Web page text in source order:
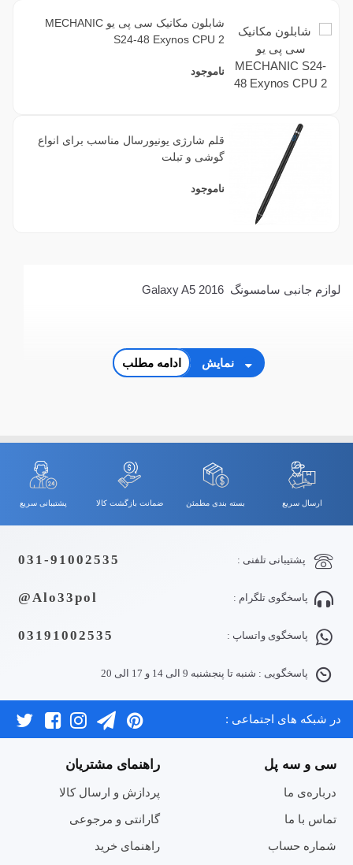
شابلون مکانیک سی پی یو MECHANIC
S24-48 Exynos CPU 2
ناموجود
قلم شارژی یونیورسال مناسب برای انواع
گوشی و تبلت
ناموجود
لوازم جانبی سامسونگ Galaxy A5 2016
نمایش ادامه مطلب
ارسال سریع بسته بندی مطمئن ضمانت بازگشت کالا پشتیبانی سریع
پشتیبانی تلفنی : 031-91002535
پاسخگوی تلگرام : Alo33pol@
پاسخگوی واتساپ : 03191002535
پاسخگویی : شنبه تا پنجشنبه 9 الی 14 و 17 الی 20
در شبکه های اجتماعی :
سی و سه پل
درباره‌ی ما
تماس با ما
شماره حساب
راهنمای مشتریان
پردازش و ارسال کالا
گارانتی و مرجوعی
راهنمای خرید